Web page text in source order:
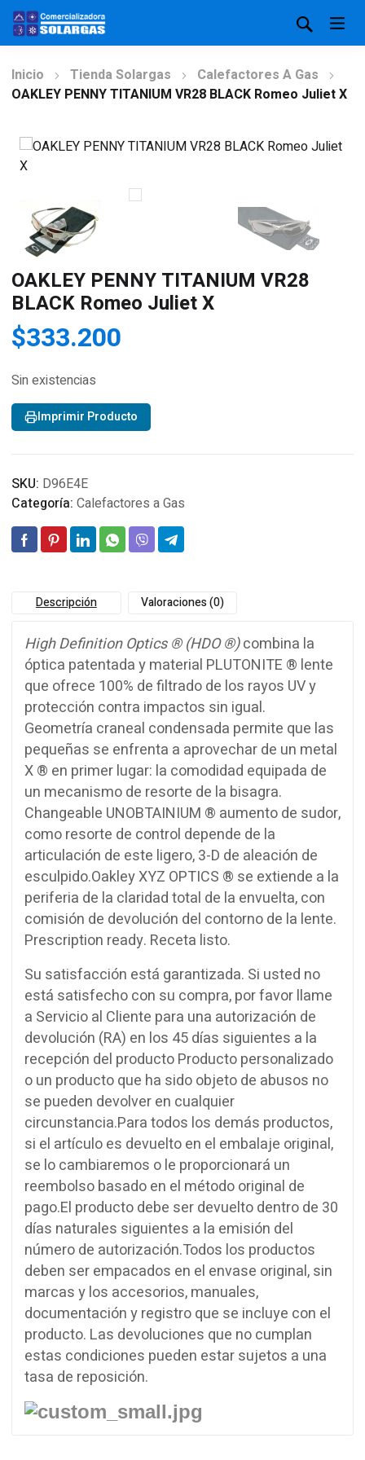
Inicio Tienda Solargas
Calefactores A Gas
OAKLEY PENNY TITANIUM VR28 BLACK Romeo Juliet X
OAKLEY PENNY TITANIUM VR28
BLACK Romeo Juliet X
$333.200
Sin existencias
Imprimir Producto
SKU: D96E4E
Categoría: Calefactores a Gas
Descripción Valoraciones (0)
High Definition Optics®(HDO®)combina la
óptica patentada y material PLUTONITE ® lente
que ofrece 100% de filtrado de los rayos UV y
protección contra impactos sin igual.
Geometría craneal condensada permite que las
pequeñas se enfrenta a aprovechar de un metal
X ® en primer lugar: la comodidad equipada de
un mecanismo de resorte de la bisagra.
Changeable UNOBTAINIUM ® aumento de sudor,
como resorte de control depende de la
articulación de este ligero, 3-D de aleación de
esculpido.OakleyXYZ OPTICS ® se extiende a la
periferia de la claridad total de la envuelta, con
comisión de devolución del contorno de la lente.
Prescription ready. Receta listo.
Su satisfacción está garantizada. Si usted no
está satisfecho con su compra, por favor llame
a Servicio al Cliente para una autorización de
devolución (RA) en los 45 días siguientes a la
recepción del productoProducto personalizado
o un producto que ha sido objeto de abusos no
se pueden devolver en cualquier
circunstancia.Para todos los demás productos,
si el artículo es devuelto en el embalaje original,
se lo cambiaremos o le proporcionará un
reembolso basado en el método original de
pago.El producto debe ser devuelto dentro de 30
días naturales siguientes a la emisión del
número de autorización.Todos los productos
deben ser empacados en el envase original, sin
marcas y los accesorios, manuales,
documentación y registro que se incluye con el
producto. Las devoluciones que no cumplan
estas condiciones pueden estar sujetos a una
tasa de reposición.